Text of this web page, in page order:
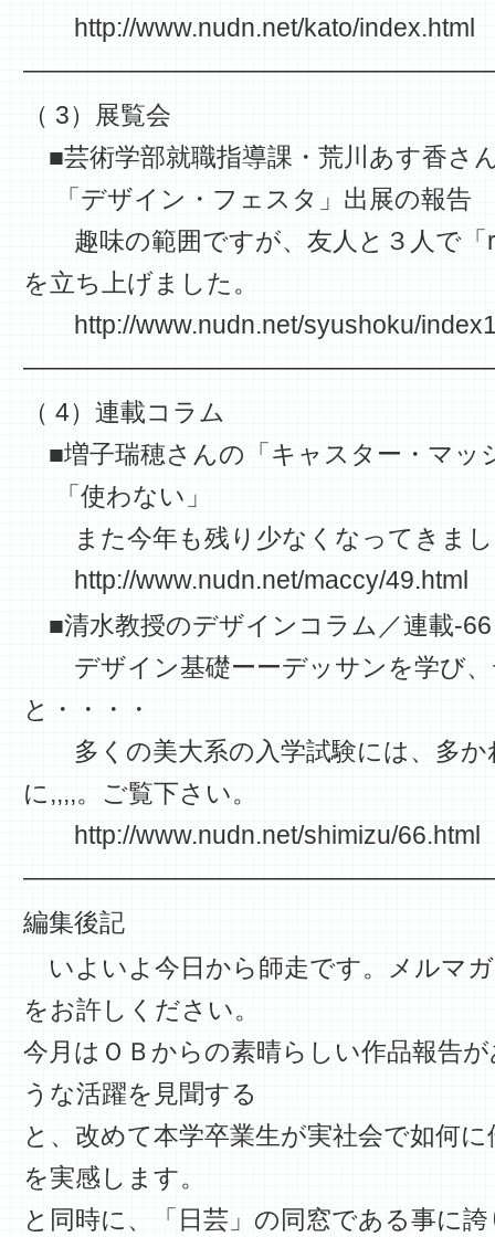
http://www.nudn.net/kato/index.html
（ 3）展覧会
■芸術学部就職指導課・荒川あす香さ
「デザイン・フェスタ」出展の報告
趣味の範囲ですが、友人と３人で「
を立ち上げました。
http://www.nudn.net/syushoku/
（ 4）連載コラム
■増子瑞穂さんの「キャスター・マッ
「使わない」
また今年も残り少なくなってきまし
http://www.nudn.net/maccy/49.html
■清水教授のデザインコラム／連載-66
デザイン基礎ーーデッサンを学び、
と・・・・
多くの美大系の入学試験には、多か
に,,,,。ご覧下さい。
http://www.nudn.net/shimizu/66.html
編集後記
いよいよ今日から師走です。メルマ
をお許しください。
今月はＯＢからの素晴らしい作品報告
うな活躍を見聞する
と、改めて本学卒業生が実社会で如何
を実感します。
と同時に、「日芸」の同窓である事に